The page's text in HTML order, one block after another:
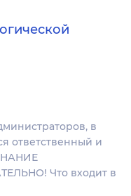
в
ответственный и
Что входит в